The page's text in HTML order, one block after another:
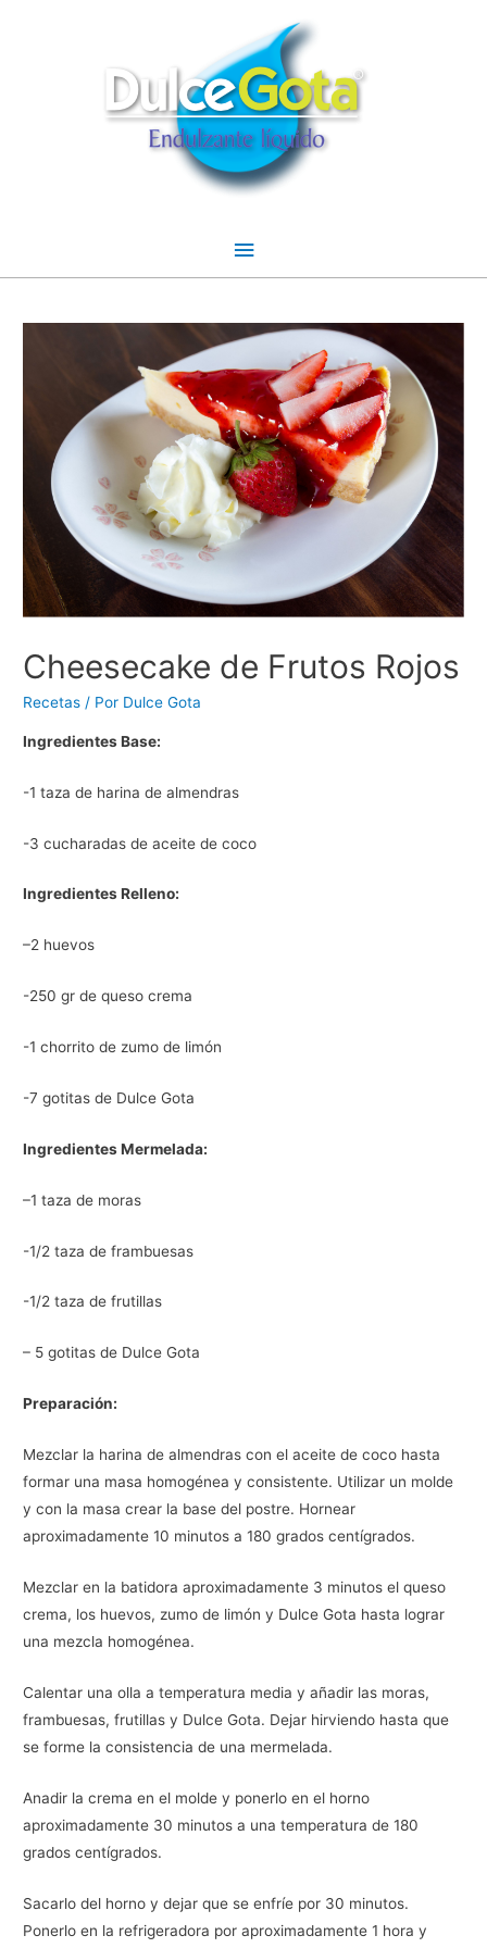
Menú
Cheesecake de Frutos Rojos
Recetas / Por Dulce Gota
Ingredientes Base:
-1 taza de harina de almendras
-3 cucharadas de aceite de coco
Ingredientes Relleno:
–2 huevos
-250 gr de queso crema
-1 chorrito de zumo de limón
-7 gotitas de Dulce Gota
Ingredientes Mermelada:
–1 taza de moras
-1/2 taza de frambuesas
-1/2 taza de frutillas
– 5 gotitas de Dulce Gota
Preparación:
Mezclar la harina de almendras con el aceite de coco hasta
formar una masa homogénea y consistente. Utilizar un molde
y con la masa crear la base del postre. Hornear
aproximadamente 10 minutos a 180 grados centígrados.
Mezclar en la batidora aproximadamente 3 minutos el queso
crema, los huevos, zumo de limón y Dulce Gota hasta lograr
una mezcla homogénea.
Calentar una olla a temperatura media y añadir las moras,
frambuesas, frutillas y Dulce Gota. Dejar hirviendo hasta que
se forme la consistencia de una mermelada.
Anadir la crema en el molde y ponerlo en el horno
aproximadamente 30 minutos a una temperatura de 180
grados centígrados.
Sacarlo del horno y dejar que se enfríe por 30 minutos.
Ponerlo en la refrigeradora por aproximadamente 1 hora y